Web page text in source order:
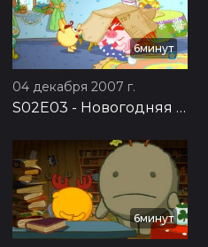
6минут
04 декабря 2007 г.
S02E03 - Новогодняя почта
6минут